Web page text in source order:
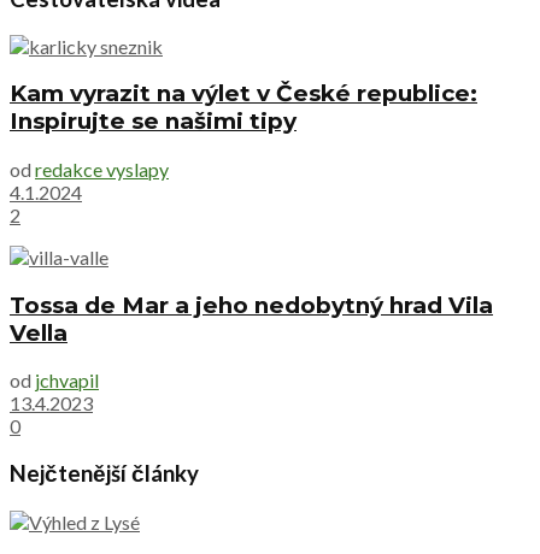
Kam vyrazit na výlet v České republice:
Inspirujte se našimi tipy
od redakce vyslapy
4.1.2024
2
Tossa de Mar a jeho nedobytný hrad Vila
Vella
od jchvapil
13.4.2023
0
Nejčtenější články